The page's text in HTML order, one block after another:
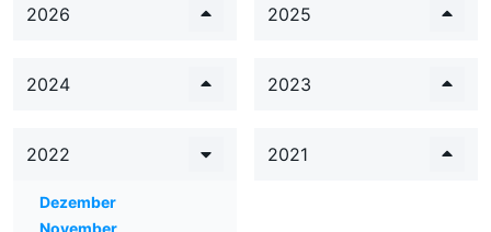
2026
2025
2024 2023
2022
Dezember
November
2021